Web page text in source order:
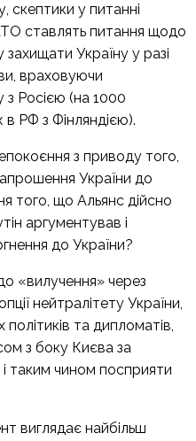
скептики у питанні
ставлять питання щодо
Україну у разі
враховуючи
з Росією (на 1000
в РФ з Фінляндією).
з приводу того,
України до
того, що Альянс дійсно
аргументував і
до України?
«вилучення» через
нейтралітету України,
та дипломатів,
з боку Києва за
таким чином посприяти
виглядає найбільш